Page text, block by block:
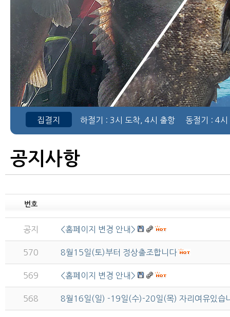
집결지 하절기 : 3시 도착, 4시 출항 동절기 : 4시
공지사항
번호
공지 <홈페이지 변경 안내>
570 8월15일(토)부터 정상출조합니다
569 <홈페이지 변경 안내>
568 8월16일(일) -19일(수)-20일(목) 자리여유있습